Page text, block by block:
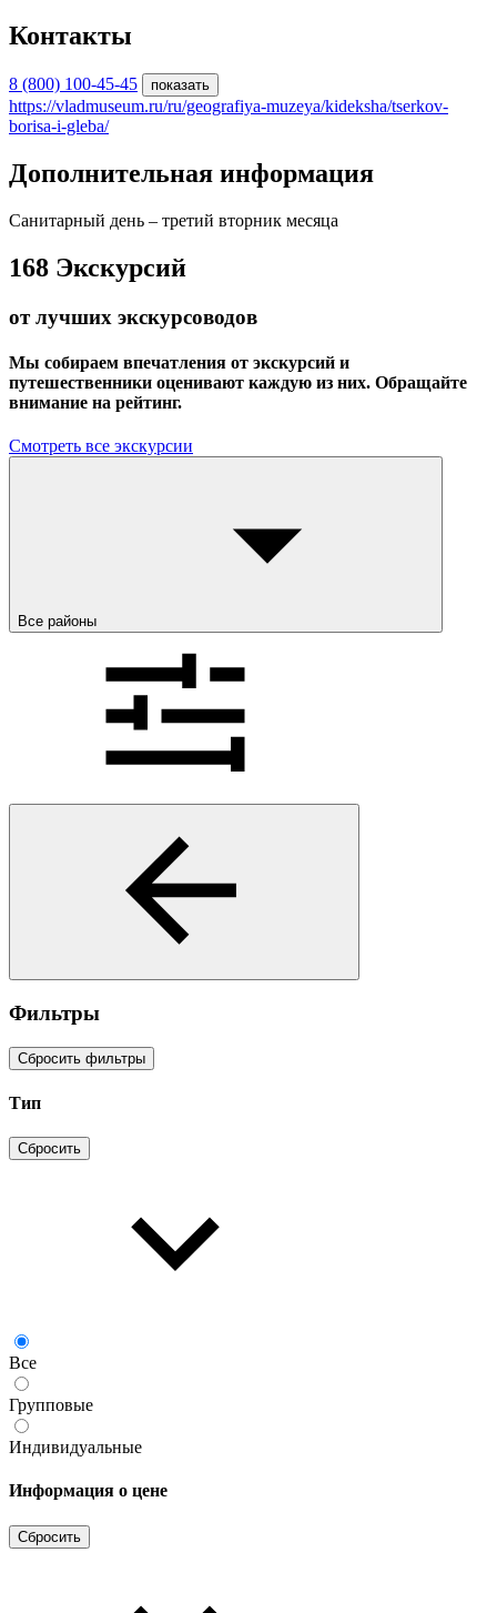
Контакты
8 (800) 100-45-45 показать
https://vladmuseum.ru/ru/geografiya-muzeya/kideksha/tserkov-
borisa-i-gleba/
Дополнительная информация
Санитарный день – третий вторник месяца
168 Экскурсий
от лучших экскурсоводов
Мы собираем впечатления от экскурсий и
путешественники оценивают каждую из них. Обращайте
внимание на рейтинг.
Смотреть все экскурсии
Все районы
Фильтры
Сбросить фильтры
Тип
Сбросить
Все
Групповые
Индивидуальные
Информация о цене
Сбросить